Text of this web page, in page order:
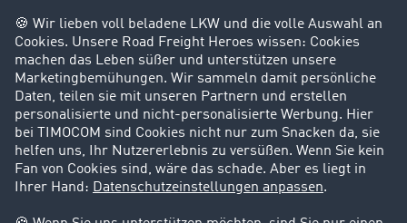
Success Stories
Karriere
Support
Kontakt
Rechtliches